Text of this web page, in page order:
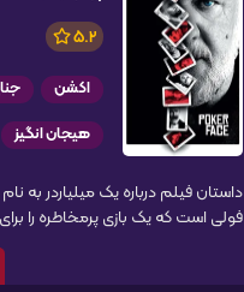
5.2
اکشن
هیجان انگیز
داستان فیلم درباره یک میلیاردر به
فولی است که یک بازی پرمخاطره را